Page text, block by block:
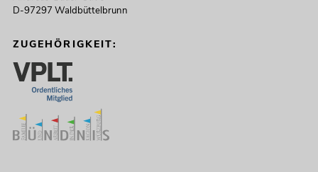
D-97297 Waldbüttelbrunn
ZUGEHÖRIGKEIT: